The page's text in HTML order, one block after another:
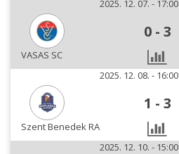
2025. 12. 07. - 17:00
0 - 3
VASAS SC
2025. 12. 08. - 16:00
1 - 3
Szent Benedek RA
2025. 12. 10. - 15:00